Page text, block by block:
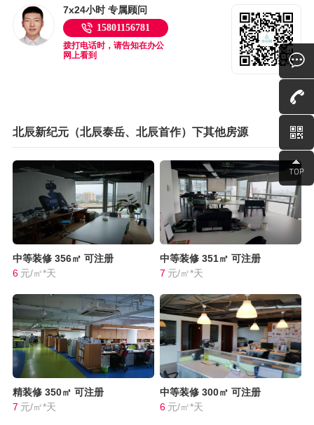
7x24小时 专属顾问
15801156781
拨打电话时，请告知在办公
网上看到
北辰新纪元（北辰泰岳、北辰首作）下其他房源
中等装修 356㎡ 可注册
6 元/㎡*天
中等装修 351㎡ 可注册
7 元/㎡*天
精装修 350㎡ 可注册
7 元/㎡*天
中等装修 300㎡ 可注册
6 元/㎡*天